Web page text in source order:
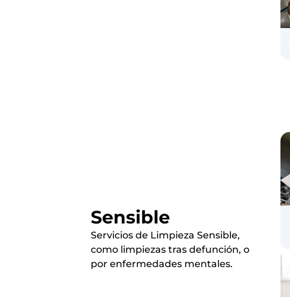
Sensible
Servicios de Limpieza Sensible,
como limpiezas tras defunción, o
por enfermedades mentales.